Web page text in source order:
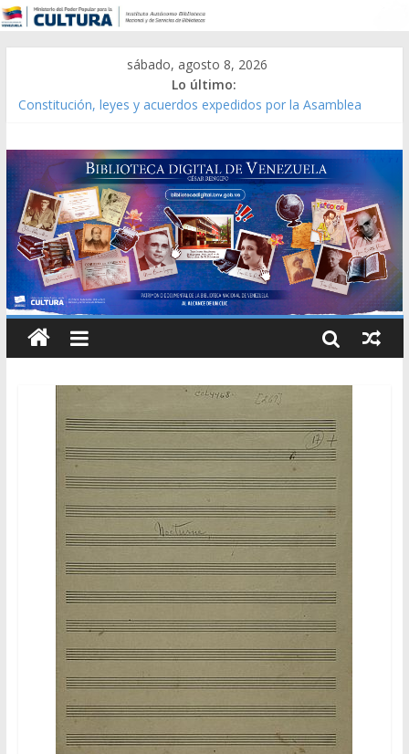
sábado, agosto 8, 2026
Lo último:
Constitución, leyes y acuerdos expedidos por la Asamblea
Modesta Bor Sánchez [material gráfico]
Gaceta Oficial de la República de Venezuela año CXXXIII Mes V,
Caracas 09 de marzo de 2006 N° 38.394
Catálogo temático de obras de Modesta Bor